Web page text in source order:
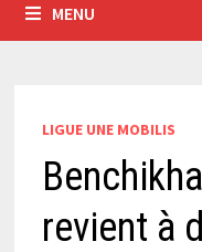
MENU
LIGUE UNE MOBILIS
revient à